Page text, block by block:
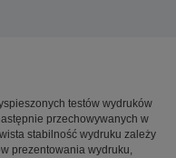
testów wydruków
przechowywanych w
stabilność wydruku zależy
prezentowania wydruku,